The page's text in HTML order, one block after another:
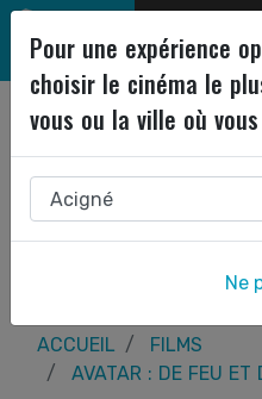
ACCUEIL
FILMS
AVATAR : DE FEU ET
Pour une expérience
choisir le cinéma le
vous ou la ville où
Ne